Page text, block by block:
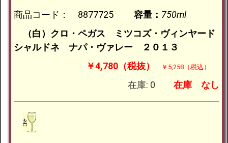
商品コード： 8877725 容量： 750ml
（白）クロ・ペガス ミツコズ・ヴィンヤード
シャルドネ ナパ・ヴァレー ２０１３
￥4,780（税抜）
￥5,258（税込）
在庫: 0 在庫 なし